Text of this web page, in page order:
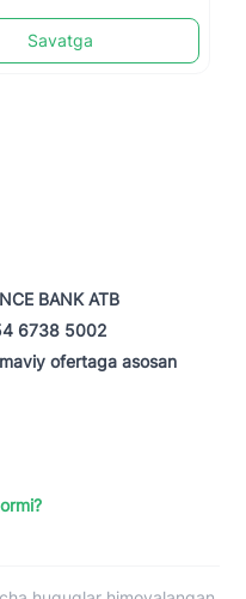
Savatga
BANK ATB
6738 5002
ofertaga asosan